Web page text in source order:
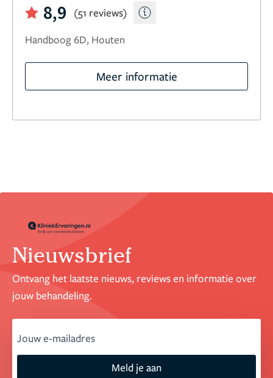
8,9
(51 reviews)
Handboog 6D, Houten
Meer informatie
Nieuwsbrief
Ontvang het laatste nieuws, reviews en informatie over
jouw behandeling.
Meld je aan